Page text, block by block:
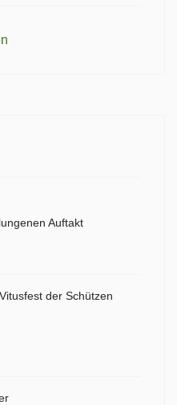
Auftakt
der Schützen